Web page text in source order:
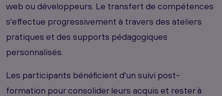
web ou développeurs. Le transfert de compétences
s'effectue progressivement à travers des ateliers
pratiques et des supports pédagogiques
personnalisés.
Les participants bénéficient d'un suivi post-
formation pour consolider leurs acquis et rester à